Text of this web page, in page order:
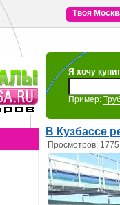
Твоя
Я хочу
Пример:
В Кузбассе
Просмотров: